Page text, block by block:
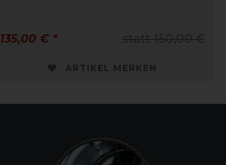
statt 150,00 €
135,00 € *
ARTIKEL MERKEN